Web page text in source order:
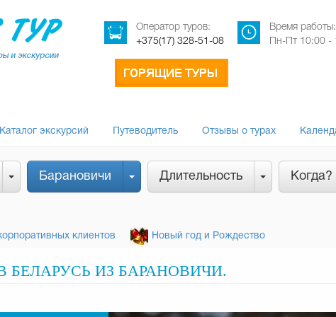
Оператор туров:
+375(17) 328-51-08
Время работы:
Пн-Пт 10:00 -
Каталог экскурсий Путеводитель Отзывы о турах
Барановичи Длительность Когда?
клиентов Новый год и Рождество
ИЗ БАРАНОВИЧИ.